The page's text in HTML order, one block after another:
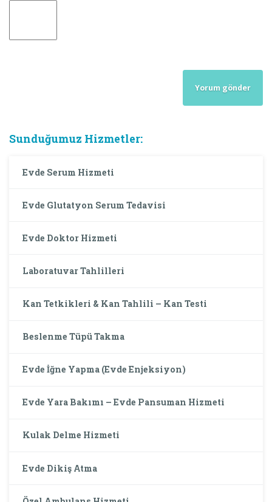
Sunduğumuz Hizmetler:
Evde Serum Hizmeti
Evde Glutatyon Serum Tedavisi
Evde Doktor Hizmeti
Laboratuvar Tahlilleri
Kan Tetkikleri & Kan Tahlili – Kan Testi
Beslenme Tüpü Takma
Evde İğne Yapma (Evde Enjeksiyon)
Evde Yara Bakımı – Evde Pansuman Hizmeti
Kulak Delme Hizmeti
Evde Dikiş Atma